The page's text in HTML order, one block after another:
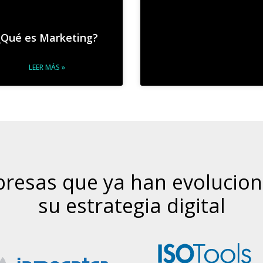
es Marketing?
LEER MÁS »
que ya han
su estrategia digital